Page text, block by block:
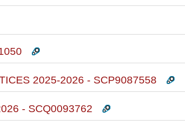
2025-2026 - SCP9087558
- SCQ0093762